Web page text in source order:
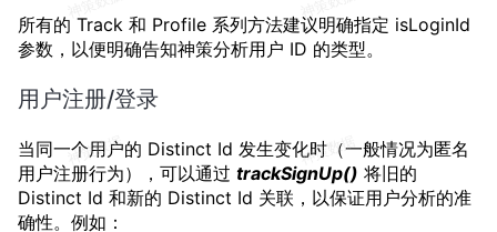
所有的 Track 和 Profile 系列方法建议明确指定 isLoginId
参数，以便明确告知神策分析用户 ID 的类型。
用户注册/登录
当同一个用户的 Distinct Id 发生变化时（一般情况为匿名
用户注册行为），可以通过 trackSignUp() 将旧的
Distinct Id 和新的 Distinct Id 关联，以保证用户分析的准
确性。例如：